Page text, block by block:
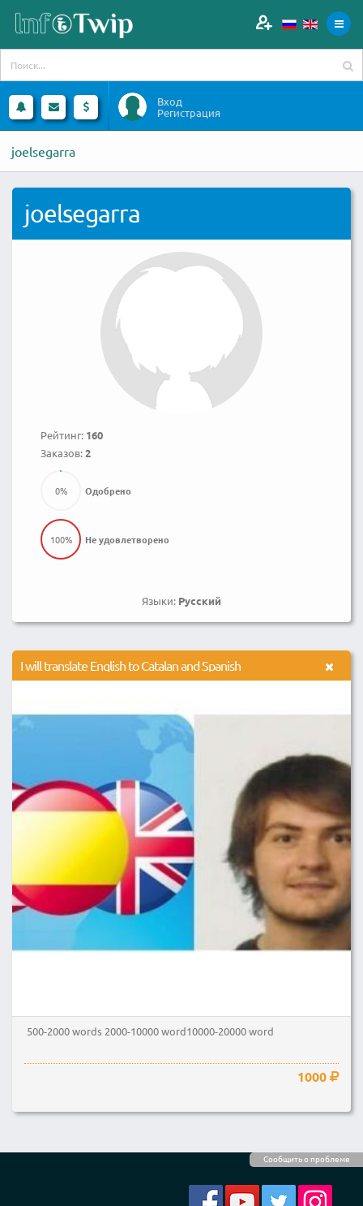
Вход
Регистрация
joelsegarra
Сообщить о проблеме
joelsegarra
Рейтинг: 160
Заказов:2
Одобрено
0%
Не удовлетворено
100%
Языки: Русский
I will translate English to Catalan and Spanish
500-2000 words 2000-10000 word10000-20000 word
1000